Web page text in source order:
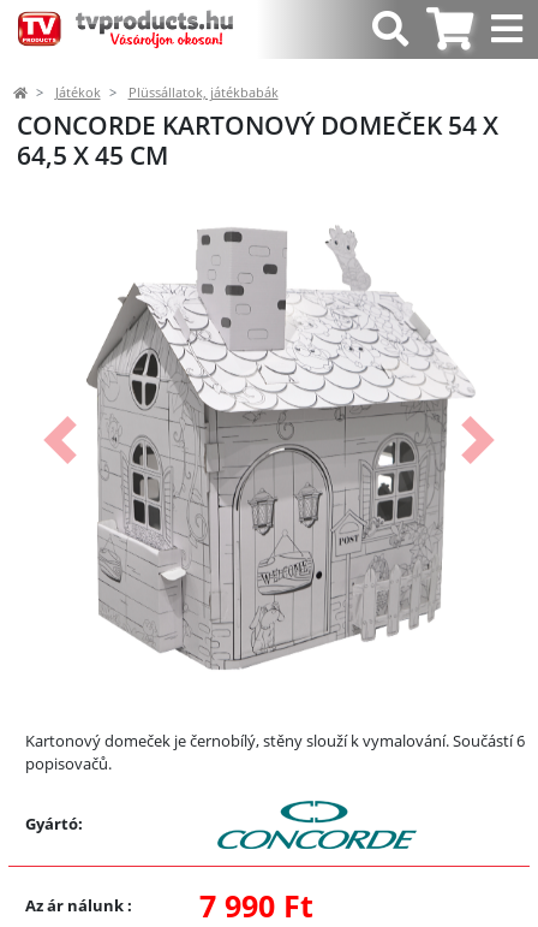
Játékok Plüssállatok, játékbabák
CONCORDE KARTONOVÝ DOMEČEK 54 X
64,5 X 45 CM
Előző
Kartonový domeček je černobílý, stěny slouží k vymalování. Součástí 6
popisovačů.
Gyártó:
Az ár nálunk: 7 990 Ft